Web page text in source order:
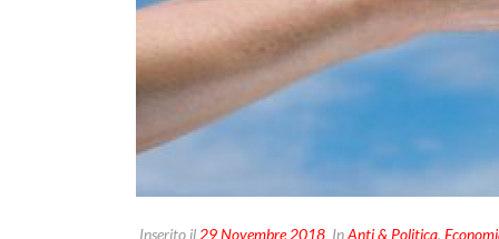
Inserito il 29 Novembre 2018 InAnti & Politica,